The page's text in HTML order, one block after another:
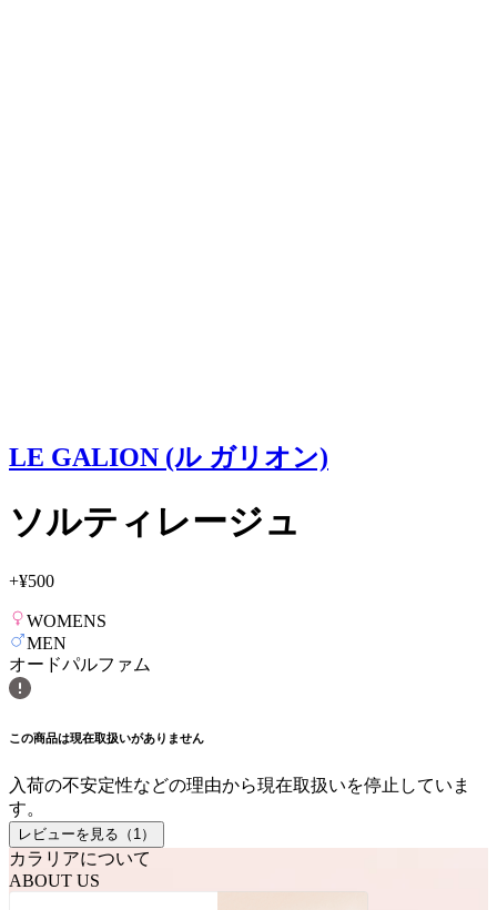
LE GALION (ル ガリオン)
ソルティレージュ
+¥500
WOMENS
MEN
オードパルファム
この商品は現在取扱いがありません
入荷の不安定性などの理由から現在取扱いを停止していま
す。
レビューを見る（ 1 ）
カラリアについて
ABOUT US